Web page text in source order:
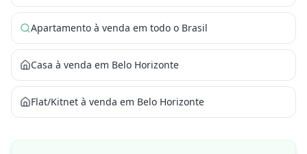
Apartamento à venda em todo o Brasil
Casa à venda em Belo Horizonte
Flat/Kitnet à venda em Belo Horizonte